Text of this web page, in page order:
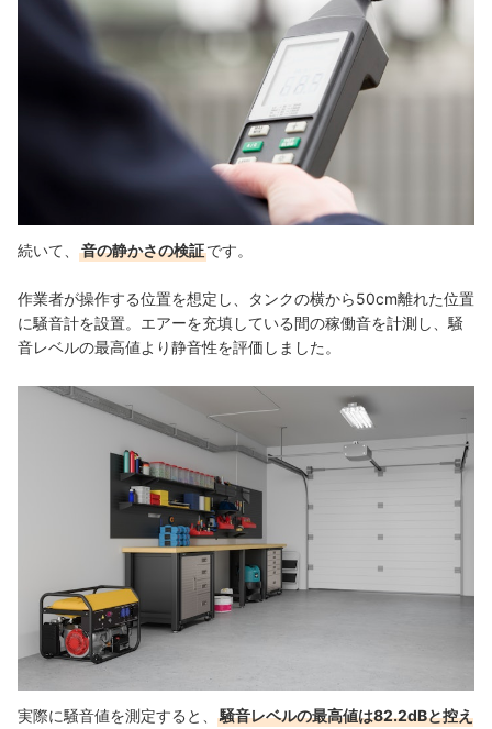
続いて、 音の静かさの検証です。
作業者が操作する位置を想定し、タンクの横から50cm離れた位置
に騒音計を設置。エアーを充填している間の稼働音を計測し、騒
音レベルの最高値より静音性を評価しました。
実際に騒音値を測定すると、
騒音レベルの最高値は82.2dBと控え